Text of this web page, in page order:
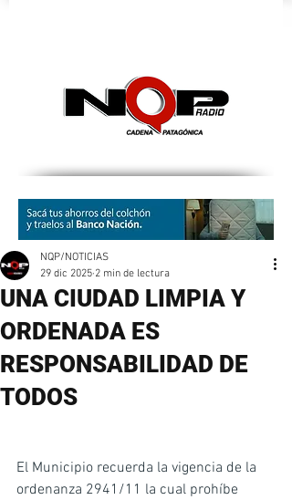
UNA CIUDAD LIMPIA Y
ORDENADA ES
RESPONSABILIDAD DE
TODOS
NQP/NOTICIAS
29 dic 2025 2 min de lectura
El Municipio recuerda la vigencia de la
ordenanza 2941/11 la cual prohíbe